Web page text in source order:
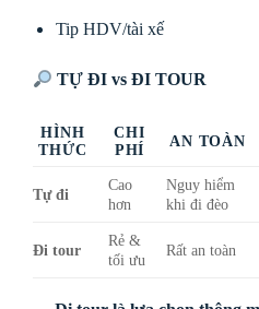
Tip HDV/tài xế
TỰ ĐI vs ĐI TOUR
HÌNH
THỨC
CHI
PHÍ
AN TOÀN
Tự đi
Cao
hơn
Nguy hiểm
khi đi đèo
Đi tour
Rẻ &
tối ưu
Rất an toàn